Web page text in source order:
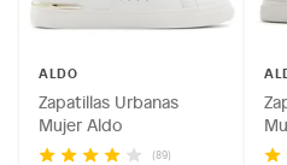
ALDO
Zapatillas Urbanas
Mujer Aldo
(89)